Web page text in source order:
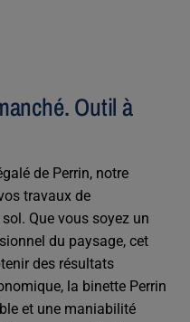
Outil à
de Perrin, notre
travaux de
Que vous soyez un
du paysage, cet
des résultats
la binette Perrin
et une maniabilité